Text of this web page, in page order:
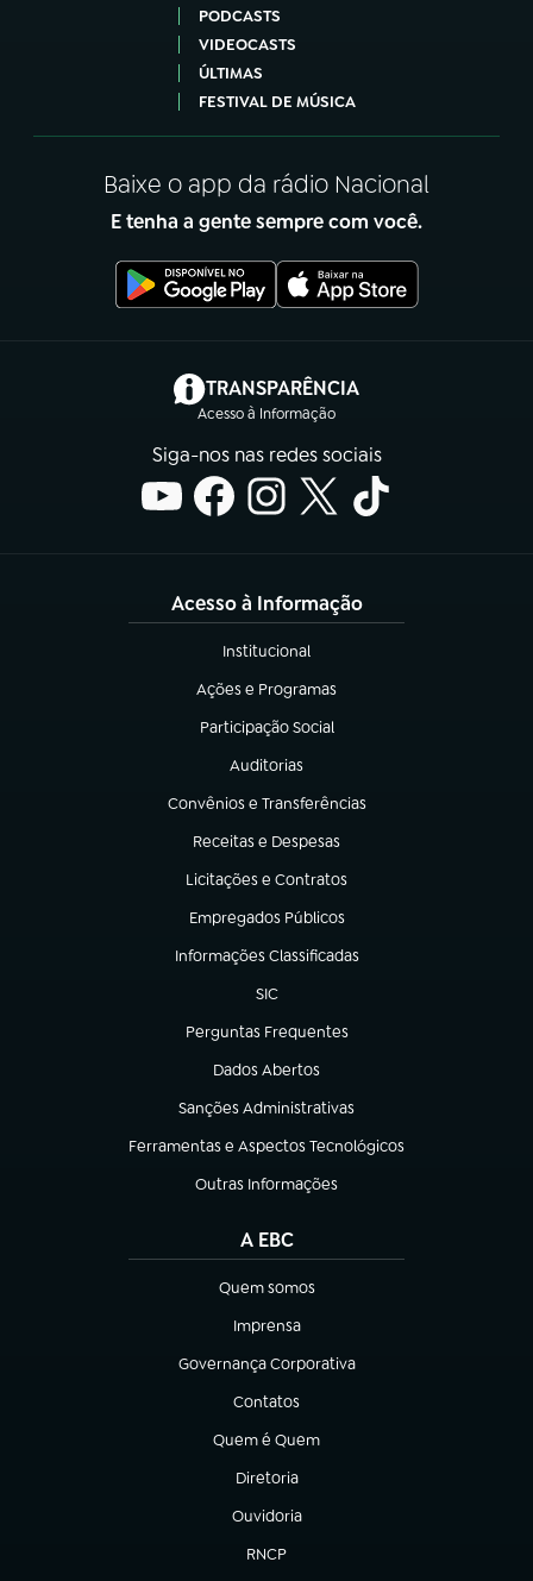
PODCASTS
VIDEOCASTS
ÚLTIMAS
FESTIVAL DE MÚSICA
Baixe o app da rádio Nacional
E tenha a gente sempre com você.
TRANSPARÊNCIA
Acesso à Informação
(abre em nova aba)
Siga-nos nas redes sociais
Acesso à Informação
Institucional
(abre em nova aba)
Ações e Programas
(abre em nova aba)
Participação Social
(abre em nova aba)
Auditorias
(abre em nova aba)
Convênios e Transferências
(abre em nova aba)
Receitas e Despesas
(abre em nova aba)
Licitações e Contratos
(abre em nova aba)
Empregados Públicos
(abre em nova aba)
Informações Classificadas
(abre em nova aba)
SIC
(abre em nova aba)
Perguntas Frequentes
(abre em nova aba)
Dados Abertos
(abre em nova aba)
Sanções Administrativas
(abre em nova aba)
Ferramentas e Aspectos Tecnológicos
(abre em nova aba)
Outras Informações
(abre em nova aba)
A EBC
Quem somos
(abre em nova aba)
Imprensa
(abre em nova aba)
Governança Corporativa
(abre em nova aba)
Contatos
(abre em nova aba)
Quem é Quem
(abre em nova aba)
Diretoria
(abre em nova aba)
Ouvidoria
(abre em nova aba)
RNCP
(abre em nova aba)